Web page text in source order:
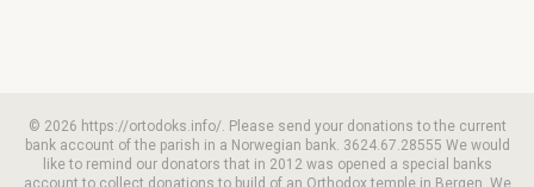
© 2026 https://ortodoks.info/. Please send your donations to the current
bank account of the parish in a Norwegian bank. 3624.67.28555 We would
like to remind our donators that in 2012 was opened a special banks
account to collect donations to build of an Orthodox temple in Bergen. We